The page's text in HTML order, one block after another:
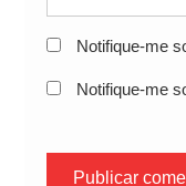
Notifique-me
Notifique-me